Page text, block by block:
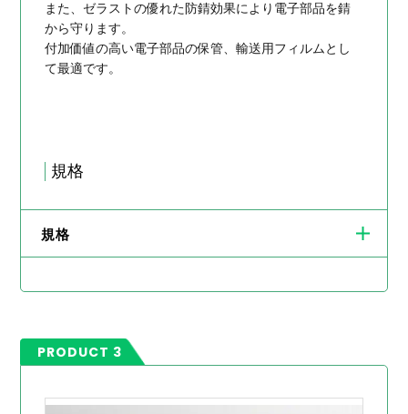
また、ゼラストの優れた防錆効果により電子部品を錆
から守ります。
付加価値の高い電子部品の保管、輸送用フィルムとし
て最適です。
規格
規格
PRODUCT 3